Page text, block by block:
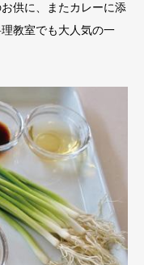
供に、またカレーに添
教室でも大人気の一